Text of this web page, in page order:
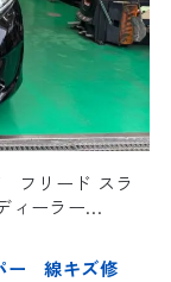
フリード スラ
ィーラー…
ー 線キズ修